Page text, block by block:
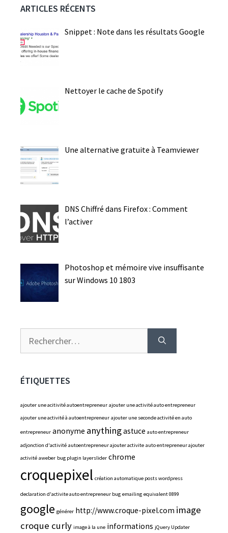
ARTICLES RÉCENTS
Snippet : Note dans les résultats Google
Nettoyer le cache de Spotify
Une alternative gratuite à Teamviewer
DNS Chiffré dans Firefox : Comment
l’activer
Photoshop et mémoire vive insuffisante
sur Windows 10 1803
ÉTIQUETTES
ajouter une acitivité autoentrepreneur ajouter une activité auto entrepreneur
ajouter une activité à autoentrepreneur ajouter une seconde activité en auto
entrepreneur anonyme anythingastuce auto entrepreneur
adjonction d'activité autoentrepreneur ajouter activite auto entrepreneur ajouter
activité aweber bug plugin layerslider chrome
croquepixel création automatique posts wordpress
declaration d'activite auto entrepreneur bug emailing equivalent 0899
google générer http://www.croque-pixel.com image
croque curly image à la une informations jQuery Updater